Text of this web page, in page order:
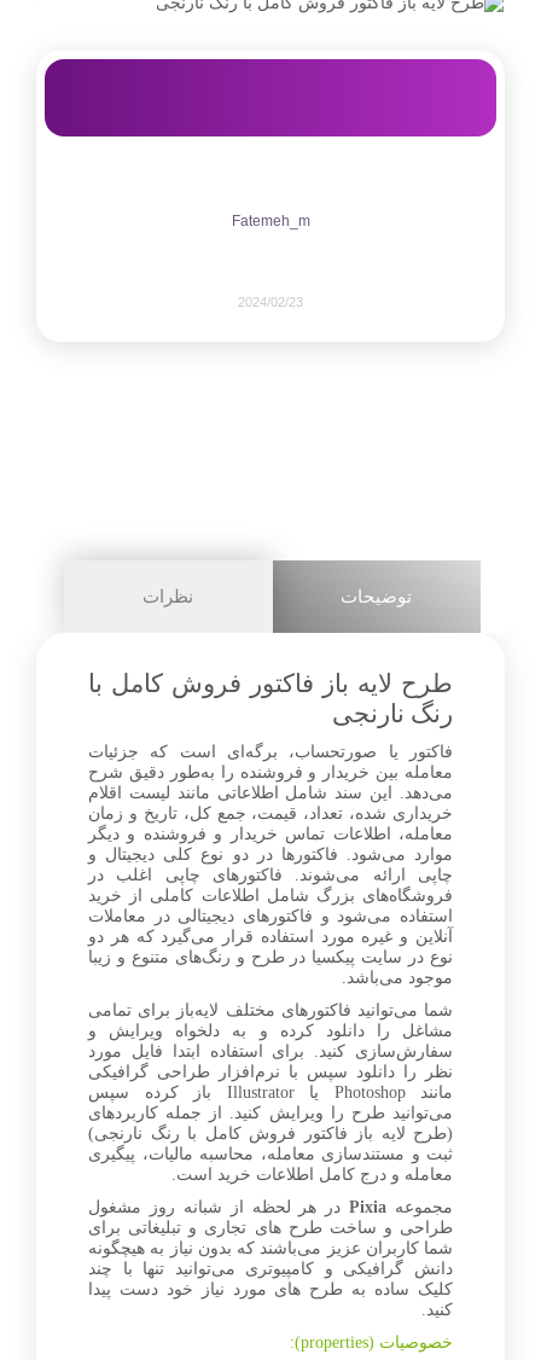
Fatemeh_m
2024/02/23
0
توضیحات نظرات
طرح لایه باز فاکتور فروش کامل با
رنگ نارنجی
فاکتور یا صورتحساب، برگه‌ای است که جزئیات
معامله بین خریدار و فروشنده را به‌طور دقیق شرح
می‌دهد. این سند شامل اطلاعاتی مانند لیست اقلام
خریداری شده، تعداد، قیمت، جمع کل، تاریخ و زمان
معامله، اطلاعات تماس خریدار و فروشنده و دیگر
موارد می‌شود. فاکتورها در دو نوع کلی دیجیتال و
چاپی ارائه می‌شوند. فاکتورهای چاپی اغلب در
فروشگاه‌های بزرگ شامل اطلاعات کاملی از خرید
استفاده می‌شود و فاکتورهای دیجیتالی در معاملات
آنلاین و غیره مورد استفاده قرار می‌گیرد که هر دو
نوع در سایت پیکسیا در طرح و رنگ‌های متنوع و زیبا
موجود می‌باشد.
شما می‌توانید فاکتورهای مختلف لایه‌باز برای تمامی
مشاغل را دانلود کرده و به دلخواه ویرایش و
سفارش‌سازی کنید. برای استفاده ابتدا فایل مورد
نظر را دانلود سپس با نرم‌افزار طراحی گرافیکی
مانند Photoshop یا Illustrator باز کرده سپس
می‌توانید طرح را ویرایش کنید. از جمله کاربردهای
(طرح لایه باز فاکتور فروش کامل با رنگ نارنجی)
ثبت و مستندسازی معامله، محاسبه مالیات، پیگیری
معامله و درج کامل اطلاعات خرید است.
مجموعه Pixia در هر لحظه از شبانه روز مشغول
طراحی و ساخت طرح های تجاری و تبلیغاتی برای
شما کاربران عزیز می‌باشند که بدون نیاز به هیچگونه
دانش گرافیکی و کامپیوتری می‌توانید تنها با چند
کلیک ساده به طرح های مورد نیاز خود دست پیدا
کنید.
خصوصیات (properties):